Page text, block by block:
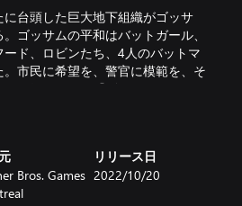
台頭した巨大地下組織がゴッサ
ゴッサムの平和はバットガール、
ド、ロビンたち、4人のバットマ
市民に希望を、警官に模範を、そ
は君たちだ。『ゴッサム・ナイ
に作り込まれたダイナミックなゴ
はここからはじまる。
Bros. Games
リリース日
2022/10/20